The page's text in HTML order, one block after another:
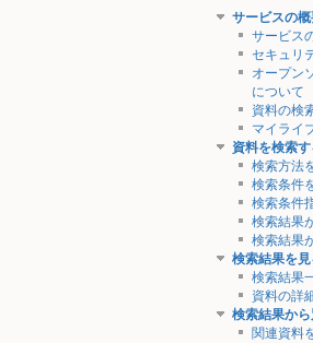
サービスの概
サービス
セキュリ
オープン
について
資料の検
マイライ
資料を検索す
検索方法
検索条件
検索条件
検索結果
検索結果
検索結果を見
検索結果
資料の詳
検索結果か
関連資料